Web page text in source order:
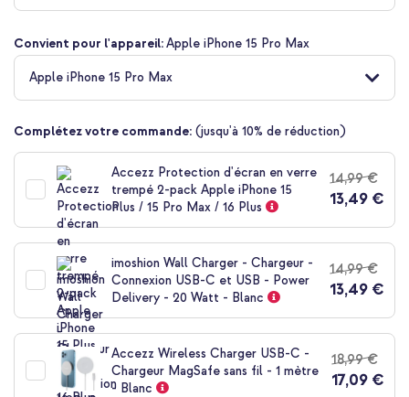
de
Galerie
d’images
Convient pour l'appareil:Apple iPhone 15 Pro Max
Apple iPhone 15 Pro Max
Complétez votre commande: (jusqu'à 10% de réduction)
Accezz Protection d'écran en verre
trempé 2-pack Apple iPhone 15
Plus / 15 Pro Max / 16 Plus
14,99 €
13,49 €
imoshion Wall Charger - Chargeur -
Connexion USB-C et USB - Power
Delivery - 20 Watt - Blanc
14,99 €
13,49 €
Accezz Wireless Charger USB-C -
Chargeur MagSafe sans fil - 1 mètre
- Blanc
18,99 €
17,09 €